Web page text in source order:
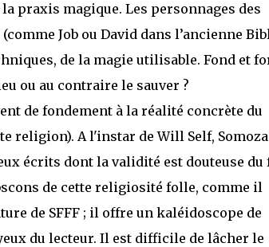
praxis magique. Les personnages des
Job ou David dans l’ancienne
de la magie utilisable. Fond et
ou au contraire le sauver ?
de fondement à la réalité concrète du
religion). A l'instar de Will Self, Somoza
écrits dont la validité est douteuse du
de cette religiosité folle, comme il
de SFFF ; il offre un kaléidoscope de
du lecteur. Il est difficile de lâcher le